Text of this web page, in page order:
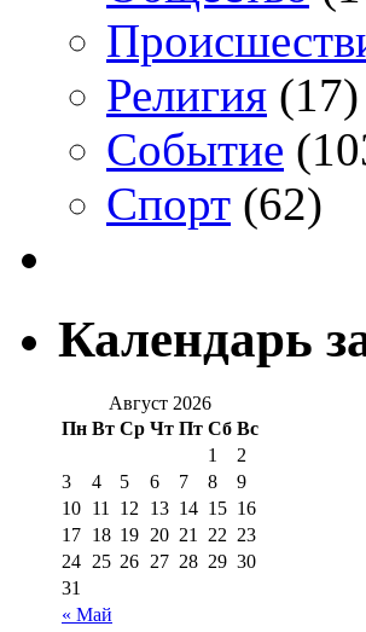
Религия (17)
Событие
Спорт (62)
Календарь
Август 2026
Пн Вт Ср Чт Пт Сб Вс
« Май
1
2
3
4 5 6 7 8
9
10 11 12 13 14 15 16
17 18 19 20 21 22 23
24 25 26 27 28 29 30
31